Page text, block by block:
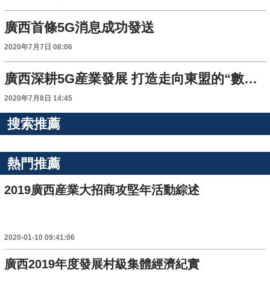
廣西首條5G消息成功發送
2020年7月7日 08:06
廣西深耕5G産業發展 打造走向東盟的“數字絲綢之路”
2020年7月8日 14:45
搜索推薦
熱門推薦
2019廣西産業大招商攻堅年活動綜述
2020-01-10 09:41:06
廣西2019年度發展村級集體經濟紀實